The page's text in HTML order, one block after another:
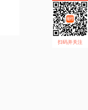
扫码并关注